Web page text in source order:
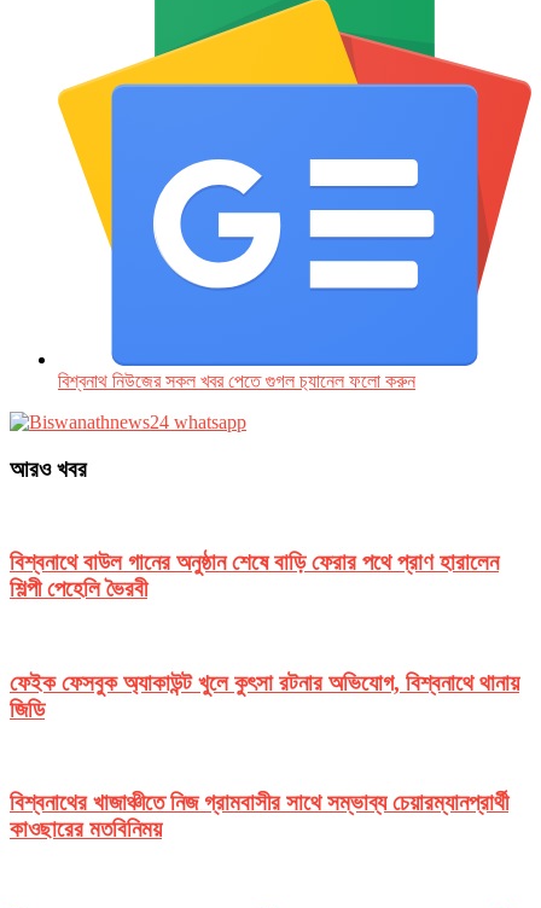
বিশ্বনাথ নিউজের সকল খবর পেতে গুগল চ‌্যানেল ফলো করুন
আরও খবর
বিশ্বনাথে বাউল গানের অনুষ্ঠান শেষে বাড়ি ফেরার পথে প্রাণ হারালেন
শিল্পী পেহেলি ভৈরবী
ফেইক ফেসবুক অ্যাকাউন্ট খুলে কুৎসা রটনার অভিযোগ, বিশ্বনাথে থানায়
জিডি
বিশ্বনাথের খাজাঞ্চীতে নিজ গ্রামবাসীর সাথে সম্ভাব্য চেয়ারম্যানপ্রার্থী
কাওছারের মতবিনিময়